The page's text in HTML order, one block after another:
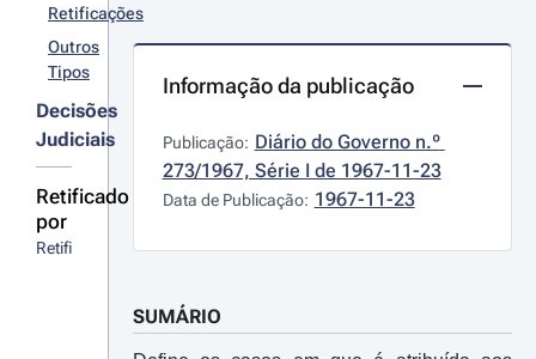
Retificações
Outros
Tipos
Decisões
Judiciais
Retificado
por
Retificação
Informação da publicação
Publicação: Diário do Governo n.º
273/1967, Série I de 1967-11-23
Data de Publicação: 1967-11-23
SUMÁRIO